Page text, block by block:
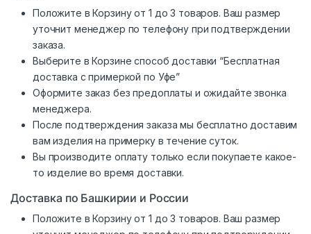
Положите в Корзину от 1 до 3 товаров. Ваш размер
уточнит менеджер по телефону при подтверждении
заказа.
Выберите в Корзине способ доставки “Бесплатная
доставка с примеркой по Уфе”
Оформите заказ без предоплаты и ожидайте звонка
менеджера.
После подтверждения заказа мы бесплатно доставим
вам изделия на примерку в течение суток.
Вы производите оплату только если покупаете какое-
то изделие во время доставки.
Доставка по Башкирии и России
Положите в Корзину от 1 до 3 товаров. Ваш размер